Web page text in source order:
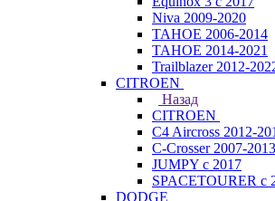
Niva 2009-2020
TAHOE 2006-2014
TAHOE 2014-2021
Trailblazer 2012-
CITROEN
Назад
CITROEN
C4 Aircross 2012-
C-Crosser 2007-2013
JUMPY с 2017
SPACETOURER с
DODGE